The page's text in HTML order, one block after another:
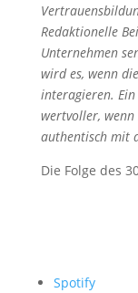
Redaktionelle
Unternehmen
wird es, wenn
interagieren.
wertvoller,
authentisch mit
Die Folge des
Spotify